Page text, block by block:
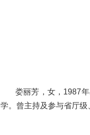
娄丽芳，女，1987年
学。曾主持及参与省厅